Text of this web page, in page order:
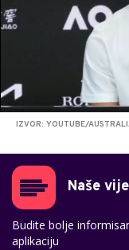
IZVOR: YOUTUBE/
Naše
Budite bolje
aplikaciju